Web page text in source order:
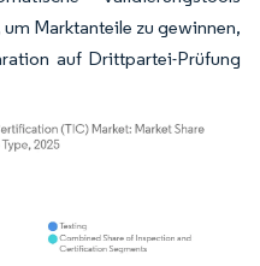
Marktanteile zu gewinnen,
auf Drittpartei-Prüfung